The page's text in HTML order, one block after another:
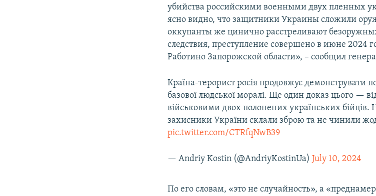
убийства российскими военными двух пленных
ясно видно, что защитники Украины сложили
оккупанты же цинично расстреливают
следствия, преступление совершено в июне 2024
Работино Запорожской области», – сообщил
Країна-терорист росія продовжує демонструвати
базової людської моралі. Ще один доказ цього —
військовими двох полонених українських бійців.
захисники України склали зброю та не чинили
pic.twitter.com/CTRfqNwB39
— Andriy Kostin (@AndriyKostinUa)July 10, 2024
По его словам, «это не случайность», а